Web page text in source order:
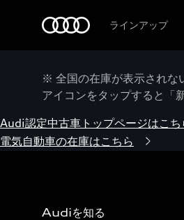
ラインアップ
※ 全国の在庫が表示されな
アイコンをタップすると「
Audi認定中古車トップページはこち
電気自動車の在庫はこちら
Audiを知る